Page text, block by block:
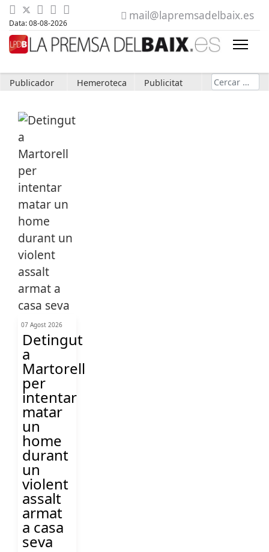
Data: 08-08-2026
mail@lapremsadelbaix.es
Publicador Hemeroteca Publicitat Cerca
07 Agost 2026
Detingut
a
Martorell
per
intentar
matar
un
home
durant
un
violent
assalt
armat
a casa
seva